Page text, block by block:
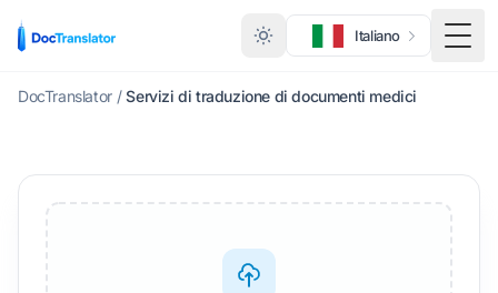
Italiano
DocTranslator / Servizi di traduzione di documenti medici